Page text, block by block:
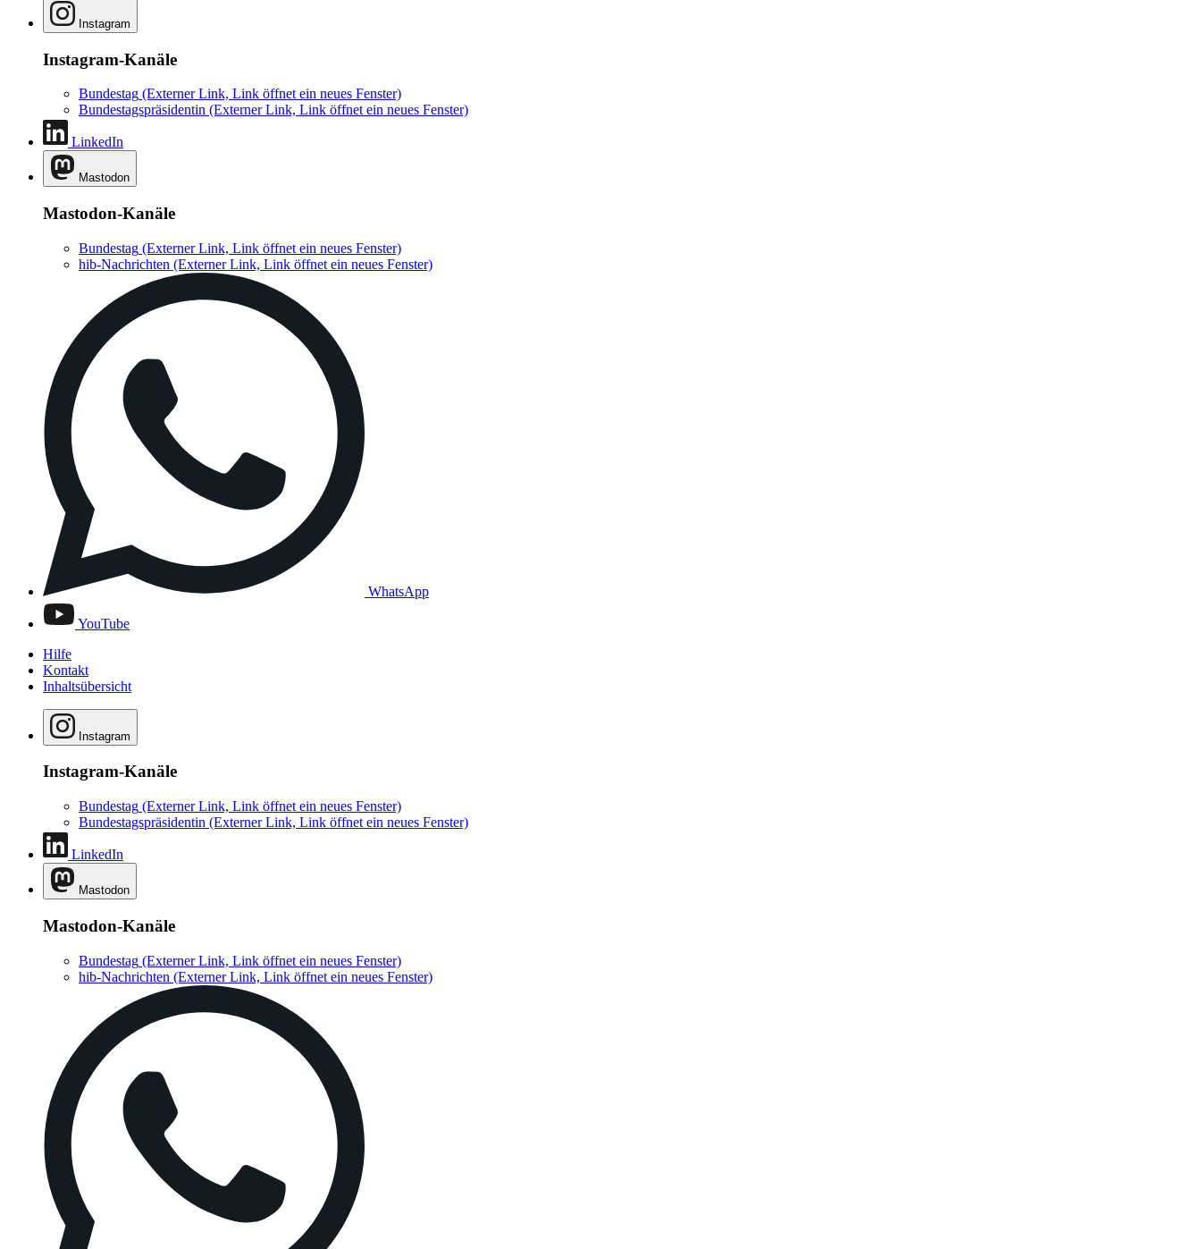
Instagram
Instagram-Kanäle
Bundestag (Externer Link, Link öffnet ein neues Fenster)
Bundestagspräsidentin (Externer Link, Link öffnet ein neues Fenster)
LinkedIn
Mastodon
Mastodon-Kanäle
Bundestag (Externer Link, Link öffnet ein neues Fenster)
hib-Nachrichten (Externer Link, Link öffnet ein neues Fenster)
WhatsApp
YouTube
Hilfe
Kontakt
Inhaltsübersicht
Instagram
Instagram-Kanäle
Bundestag (Externer Link, Link öffnet ein neues Fenster)
Bundestagspräsidentin (Externer Link, Link öffnet ein neues Fenster)
LinkedIn
Mastodon
Mastodon-Kanäle
Bundestag (Externer Link, Link öffnet ein neues Fenster)
hib-Nachrichten (Externer Link, Link öffnet ein neues Fenster)